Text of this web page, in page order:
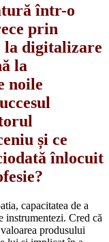
într-o
prin
la digitalizare
la
noile
și ce
înlocuit
capacitatea de a
instrumentezi. Cred că
produsului